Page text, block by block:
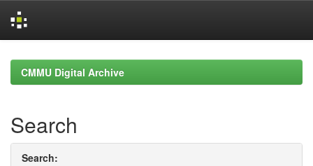
navigationCMMU Digital Archive
Search
Search: